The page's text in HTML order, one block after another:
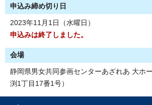
申込み締め切り日
2023年11月1日（水曜日）
申込みは終了しました。
会場
静岡県男女共同参画センターあざれあ 大ホ
渕1丁目17番1号）